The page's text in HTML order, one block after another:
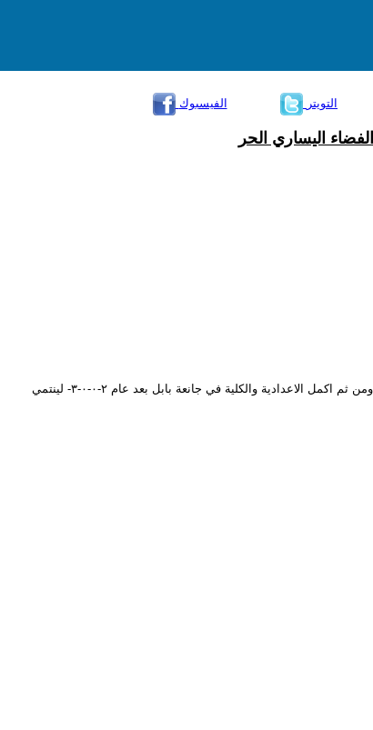
الفيسبوك
التويتر
اليساري الحر
ولد قبل نهاية الحرب العراقية الايرانية بخمسة اشهر وثمانية ايام وعاش ما بعدها من اتون حرب الخليج والحصار اكمل دراسته الابتدائية ونصف المتوسطة في ظل نظام صدام ومن ثم اكمل الاعدادية والكلية في جانعة بابل بعد عام ٢-٠-٠-٣- لينتمي